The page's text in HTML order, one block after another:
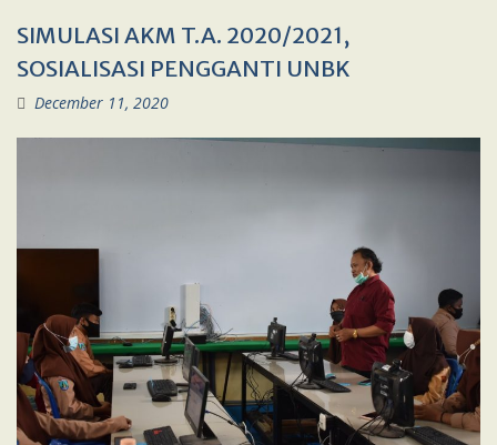
SIMULASI AKM T.A. 2020/2021,
SOSIALISASI PENGGANTI UNBK
December 11, 2020